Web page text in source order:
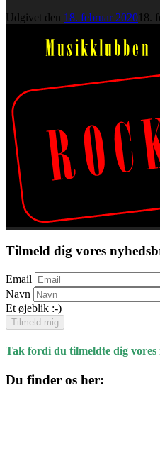
Udgivet den 18. februar 2020 18.
Tilmeld dig vores
Email
Navn
Et øjeblik :-)
Tilmeld mig
Tak fordi du tilmeldte dig vores
Du finder os her: